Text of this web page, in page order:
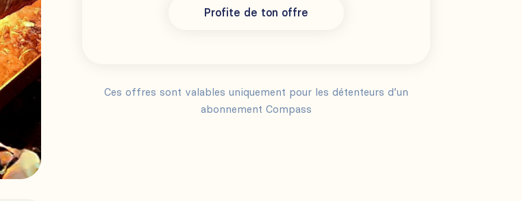
Profite de ton offre
Ces offres sont valables uniquement pour les détenteurs d’un
abonnement Compass